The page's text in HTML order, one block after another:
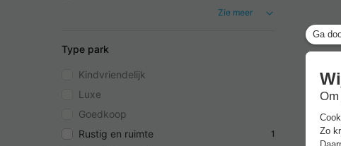
Zie meer
Type park
Kindvriendelijk
Luxe
Goedkoop
Rustig en ruimte
1